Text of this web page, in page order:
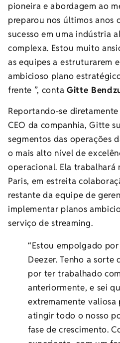
pioneira e abordagem ao
preparou nos últimos anos
sucesso em uma indústria
complexa. Estou muito
as equipes a estruturarem
ambicioso plano
frente ”, conta Gitte
Reportando-se
CEO da companhia, Gitte
segmentos das operações
o mais alto nível de
operacional. Ela trabalhará
Paris, em estreita
restante da equipe de
implementar planos
serviço de streaming.
“Estou empolgado
Deezer. Tenho a sorte
por ter trabalhado
anteriormente, e sei
extremamente valiosa
atingir todo o nosso
fase de crescimento.